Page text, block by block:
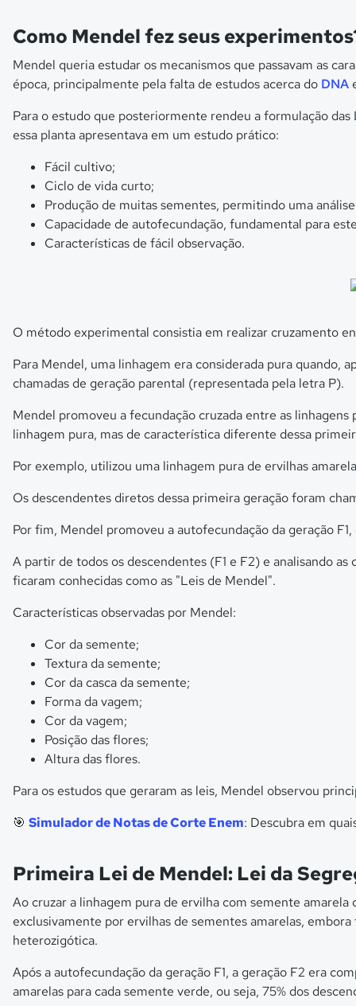
Como Mendel fez seus
Mendel queria estudar os mecanismos que passavam as
época, principalmente pela falta de estudos acerca do DNA
Para o estudo que posteriormente rendeu a formulação
essa planta apresentava em um estudo prático:
Fácil cultivo;
Ciclo de vida curto;
Produção de muitas sementes, permitindo uma
Capacidade de autofecundação, fundamental para
Características de fácil observação.
O método experimental consistia em realizar cruzamento
Para Mendel, uma linhagem era considerada pura quando,
chamadas de geração parental (representada pela letra P).
Mendel promoveu a fecundação cruzada entre as
linhagem pura, mas de característica diferente dessa
Por exemplo, utilizou uma linhagem pura de ervilhas
Os descendentes diretos dessa primeira geração foram
Por fim, Mendel promoveu a autofecundação da geração
A partir de todos os descendentes (F1 e F2) e analisando
ficaram conhecidas como as "Leis de Mendel".
Características observadas por Mendel:
Cor da semente;
Textura da semente;
Cor da casca da semente;
Forma da vagem;
Cor da vagem;
Posição das flores;
Altura das flores.
Para os estudos que geraram as leis, Mendel observou
🎯 Simulador de Notas de Corte Enem: Descubra em
Primeira Lei de Mendel: Lei da
Ao cruzar a linhagem pura de ervilha com semente
exclusivamente por ervilhas de sementes amarelas,
heterozigótica.
Após a autofecundação da geração F1, a geração F2 era
amarelas para cada semente verde, ou seja, 75% dos